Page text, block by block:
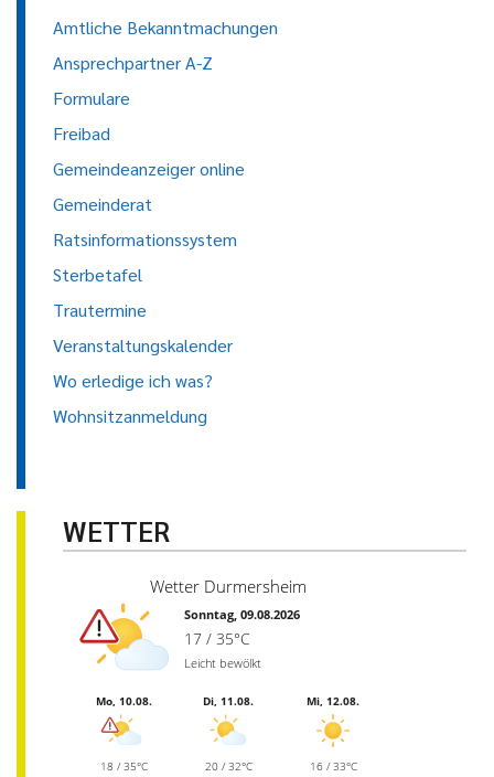
Amtliche Bekanntmachungen
Ansprechpartner A-Z
Formulare
Freibad
Gemeindeanzeiger online
Gemeinderat
Ratsinformationssystem
Sterbetafel
Trautermine
Veranstaltungskalender
Wo erledige ich was?
Wohnsitzanmeldung
WETTER
Wetter Durmersheim
Sonntag, 09.08.2026
17 / 35°C
Leicht bewölkt
Mo, 10.08.
18 / 35°C
Di, 11.08.
20 / 32°C
Mi, 12.08.
16 / 33°C